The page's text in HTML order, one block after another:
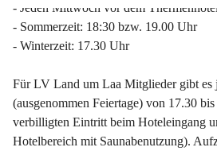
- Jeden Mittwoch vor dem
- Sommerzeit: 18:30 bzw. 19.00 Uhr
- Winterzeit: 17.30 Uhr
Für LV Land um Laa Mitglieder gibt es
(ausgenommen Feiertage) von 17.30
verbilligten Eintritt beim Hoteleingang
Hotelbereich mit Saunabenutzung).